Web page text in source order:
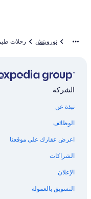
نورويتش رحلات
الشركة
نبذة عن
الوظائف
اعرض عقارك على موقعنا
الشراكات
الإعلان
التسويق بالعمولة